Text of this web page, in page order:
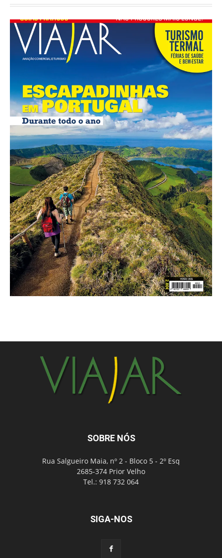
SOBRE NÓS
Rua Salgueiro Maia, nº 2 - Bloco 5 - 2º Esq
2685-374 Prior Velho
Tel.: 918 732 064
SIGA-NOS